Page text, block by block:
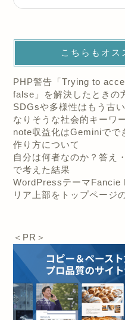
こちらもオス
PHP警告「Trying to
false」を解決したときの
SDGsや多様性はもう古
なりそうな社会的キーワ
note収益化はGeminiでで
作り方について
自分は何者なのか？答え
で考えた結果
WordPressテーマFancie
リア上部をトップページ
＜PR＞